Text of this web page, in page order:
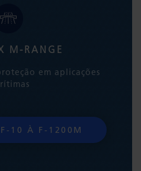
M-RANGE
em aplicações
F-10 À F-1200M